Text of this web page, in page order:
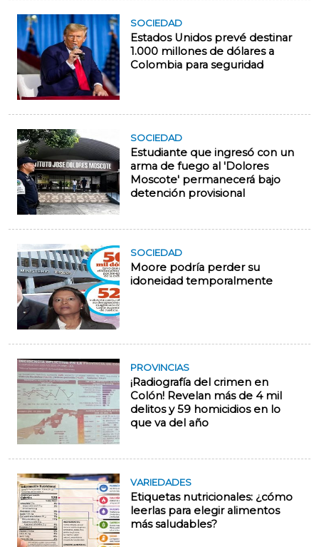
SOCIEDAD
Estados Unidos prevé destinar
1.000 millones de dólares a
Colombia para seguridad
SOCIEDAD
Estudiante que ingresó con un
arma de fuego al 'Dolores
Moscote' permanecerá bajo
detención provisional
SOCIEDAD
Moore podría perder su
idoneidad temporalmente
PROVINCIAS
¡Radiografía del crimen en
Colón! Revelan más de 4 mil
delitos y 59 homicidios en lo
que va del año
VARIEDADES
Etiquetas nutricionales: ¿cómo
leerlas para elegir alimentos
más saludables?